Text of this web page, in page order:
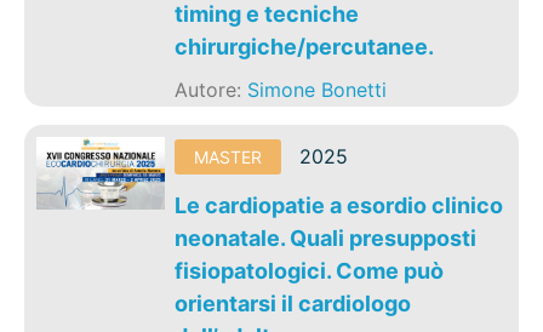
timing e tecniche
chirurgiche/percutanee.
Autore: Simone Bonetti
MASTER 2025
Le cardiopatie a esordio clinico
neonatale. Quali presupposti
fisiopatologici. Come può
orientarsi il cardiologo